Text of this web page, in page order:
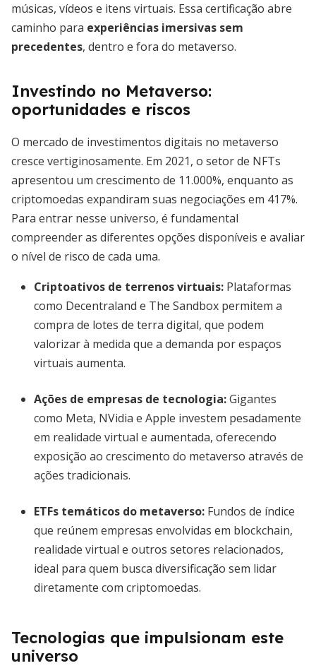
músicas, vídeos e itens virtuais. Essa certificação abre
caminho para experiências imersivas sem
precedentes, dentro e fora do metaverso.
Investindo no Metaverso:
oportunidades e riscos
O mercado de investimentos digitais no metaverso
cresce vertiginosamente. Em 2021, o setor de NFTs
apresentou um crescimento de 11.000%, enquanto as
criptomoedas expandiram suas negociações em 417%.
Para entrar nesse universo, é fundamental
compreender as diferentes opções disponíveis e avaliar
o nível de risco de cada uma.
Criptoativos de terrenos virtuais: Plataformas
como Decentraland e The Sandbox permitem a
compra de lotes de terra digital, que podem
valorizar à medida que a demanda por espaços
virtuais aumenta.
Ações de empresas de tecnologia:Gigantes
como Meta, NVidia e Apple investem pesadamente
em realidade virtual e aumentada, oferecendo
exposição ao crescimento do metaverso através de
ações tradicionais.
ETFs temáticos do metaverso: Fundos de índice
que reúnem empresas envolvidas em blockchain,
realidade virtual e outros setores relacionados,
ideal para quem busca diversificação sem lidar
diretamente com criptomoedas.
Tecnologias que impulsionam este
universo